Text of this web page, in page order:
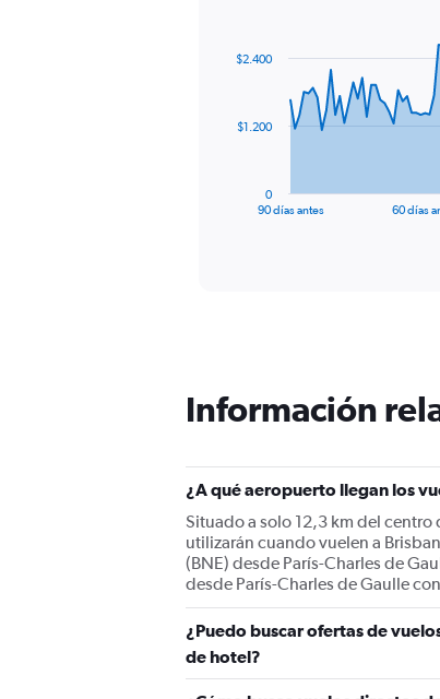
data
The
has
1
values.
Range:
0
to
3600.
90 días antes 60 días
0
$1.200
$2.400
Información
¿A qué aeropuerto llegan los
Situado a solo 12,3 km del centro
utilizarán cuando vuelen a
(BNE) desde París-Charles de
desde París-Charles de Gaulle
¿Puedo buscar ofertas de
de hotel?